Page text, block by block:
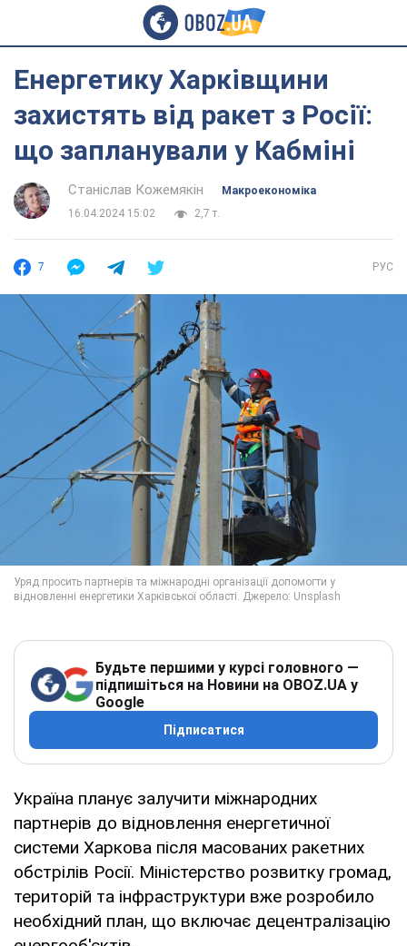
Енергетику Харківщини
захистять від ракет з Росії:
що запланували у Кабміні
Станіслав Кожемякін
Mакроекономіка
16.04.2024 15:02
2,7 т.
7 РУС
Будьте першими у курсі головного —
підпишіться на Новини на OBOZ.UA у
Google
Підписатися
Україна планує залучити міжнародних
партнерів до відновлення енергетичної
системи Харкова після масованих ракетних
обстрілів Росії. Міністерство розвитку громад,
територій та інфраструктури вже розробило
необхідний план, що включає децентралізацію